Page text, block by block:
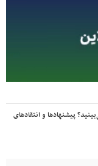
پیشنهادها و انتقادهای